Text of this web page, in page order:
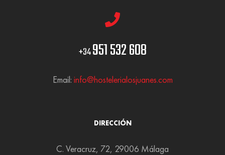
+34951 532 608
Email: info@hostelerialosjuanes.com
DIRECCIÓN
C. Veracruz, 72, 29006 Málaga